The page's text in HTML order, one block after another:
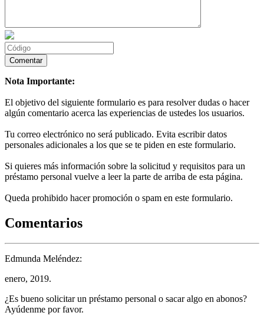
Nota Importante:
El objetivo del siguiente formulario es para resolver dudas o hacer
algún comentario acerca las experiencias de ustedes los usuarios.
Tu correo electrónico no será publicado. Evita escribir datos
personales adicionales a los que se te piden en este formulario.
Si quieres más información sobre la solicitud y requisitos para un
préstamo personal vuelve a leer la parte de arriba de esta página.
Queda prohibido hacer promoción o spam en este formulario.
Comentarios
Edmunda Meléndez:
enero, 2019.
¿Es bueno solicitar un préstamo personal o sacar algo en abonos?
Ayúdenme por favor.